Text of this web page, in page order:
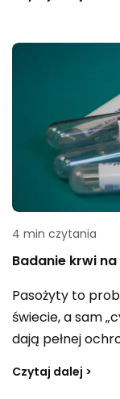
Azji, a
także w
problemach
zapalenie
i co jeszcze
4 min czytania
Badanie krwi
Pasożyty to
świecie, a sam
dają pełnej
przewodzie
Czytaj dalej >